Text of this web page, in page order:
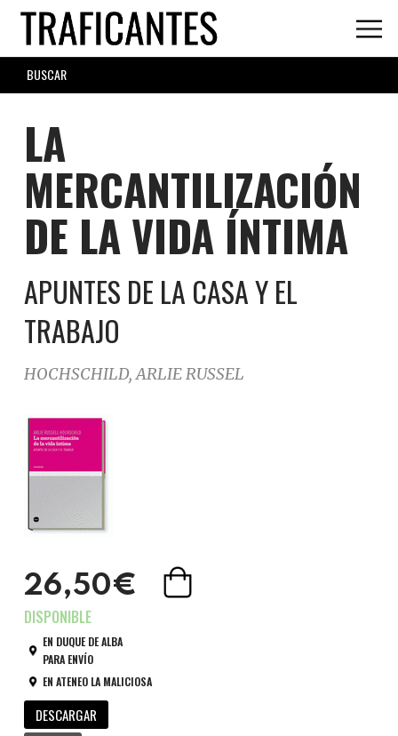
Skip
main
content
SEARCH
FORM
LA
MERCANTILIZACIÓN
DE LA VIDA ÍNTIMA
APUNTES DE LA CASA Y EL
TRABAJO
HOCHSCHILD, ARLIE RUSSEL
26,50€
EN DUQUE DE ALBA
PARA ENVÍO
EN ATENEO LA MALICIOSA
DESCARGAR